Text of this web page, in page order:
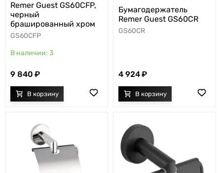
Remer Guest GS60CFP,
черный
брашированный хром
GS60CFP
3
9 840
Бумагодержатель
Remer Guest GS60CR
GS60CR
4 924